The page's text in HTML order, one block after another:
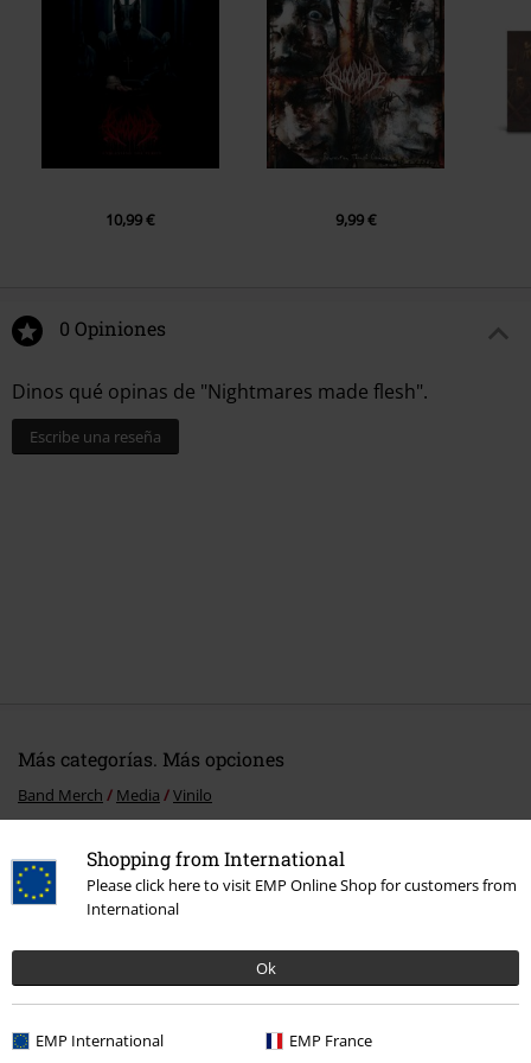
Shopping from International
Please click here to visit EMP Online Shop for customers from
International
Ok
EMP International EMP France
10,99 € 9,99 €
0 Opiniones
Dinos qué opinas de "Nightmares made flesh".
Escribe una reseña
Más categorías. Más opciones
Band Merch Media Vinilo
Band Merch Género Death Metal